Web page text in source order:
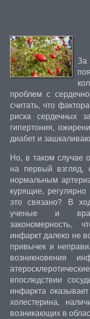
проблем с
считать, что
риска сердечных
гипертония,
диабет и
Но, в таком случае
на первый
нормальным
курящие,
это связано? В
ученые и
закономерность,
инфаркт далеко не
привычек и
возникновения
впоследствии
инфаркта
холестерина,
возникающих в